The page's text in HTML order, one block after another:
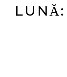
LUNĂ: